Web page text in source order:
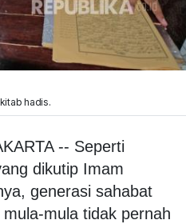
hadis.
-- Seperti
dikutip Imam
generasi sahabat
mula tidak pernah